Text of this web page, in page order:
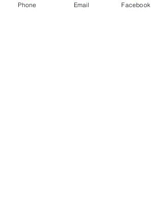
Phone Email Facebook